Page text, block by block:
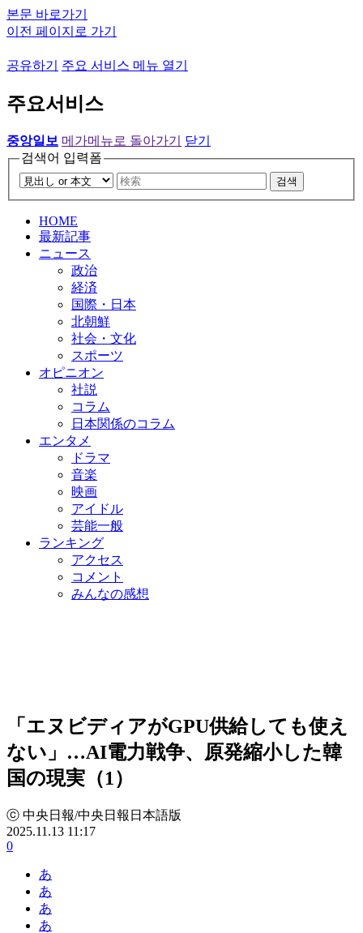
본문 바로가기
이전 페이지로 가기
공유하기 주요 서비스 메뉴 열기
주요서비스
중앙일보 메가메뉴로 돌아가기
닫기
검색어 입력폼
검색
HOME
最新記事
ニュース
政治
経済
国際・日本
北朝鮮
社会・文化
スポーツ
オピニオン
社説
コラム
日本関係のコラム
エンタメ
ドラマ
音楽
映画
アイドル
芸能一般
ランキング
アクセス
コメント
みんなの感想
「エヌビディアがGPU供給しても使え
ない」…AI電力戦争、原発縮小した韓
国の現実（1）
ⓒ 中央日報/中央日報日本語版
2025.11.13 11:17
0
あ
あ
あ
あ